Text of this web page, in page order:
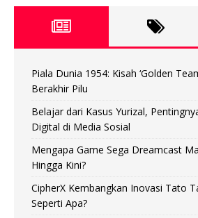
Piala Dunia 1954: Kisah ‘Golden
Berakhir Pilu
Belajar dari Kasus Yurizal,
Digital di Media Sosial
Mengapa Game Sega Dreamcast
Hingga Kini?
CipherX Kembangkan Inovasi Tato
Seperti Apa?